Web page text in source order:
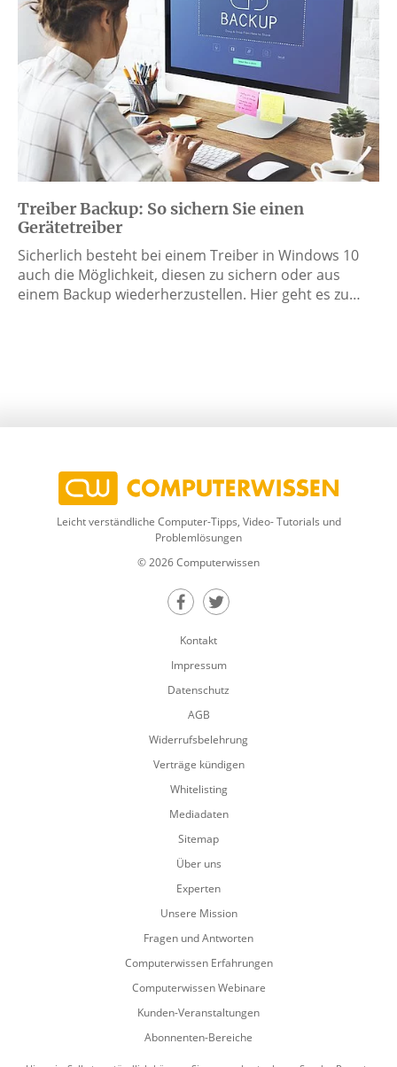
Treiber Backup: So sichern Sie einen
Gerätetreiber
Sicherlich besteht bei einem Treiber in Windows 10
auch die Möglichkeit, diesen zu sichern oder aus
einem Backup wiederherzustellen. Hier geht es zu…
Leicht verständliche Computer-Tipps, Video- Tutorials und
Problemlösungen
© 2026 Computerwissen
Teilen auf Facebook
Teilen auf Twitter
Kontakt
Impressum
Datenschutz
AGB
Widerrufsbelehrung
Verträge kündigen
Whitelisting
Mediadaten
Sitemap
Über uns
Experten
Unsere Mission
Fragen und Antworten
Computerwissen Erfahrungen
Computerwissen Webinare
Kunden-Veranstaltungen
Abonnenten-Bereiche